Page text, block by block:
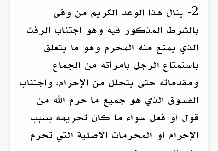
2- ينال هذا الوعد الكريم من وفى
بالشرط المذكور فيه وهو اجتناب الرفث
الذي يمنع منه المحرم وهو ما يتعلق
باستمتاع الرجل بامرأته من الجماع
ومقدماته حتى يتحلل من الإحرام، واجتناب
الفسوق الذي هو جميع ما حرم الله من
قول أو فعل سواء ما كان تحريمه بسبب
الإحرام أو المحرمات الاصلية التي تحرم